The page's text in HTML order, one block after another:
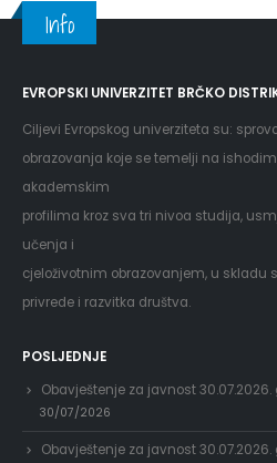
Info
EVROPSKI UNIVERZITET BRČKO
Ciljevi Evropskog univerziteta su:
obrazovanja koje se temelji na
akademskim
profilima kroz sva tri nivoa studija,
učenja i
cjeloživotnim obrazovanjem, u skladu
privrede i razvitka društva.
POSLJEDNJE
Obavještenje za javnost 30.07.2026.
30/07/2026
Obavještenje za javnost 30.07.2026.